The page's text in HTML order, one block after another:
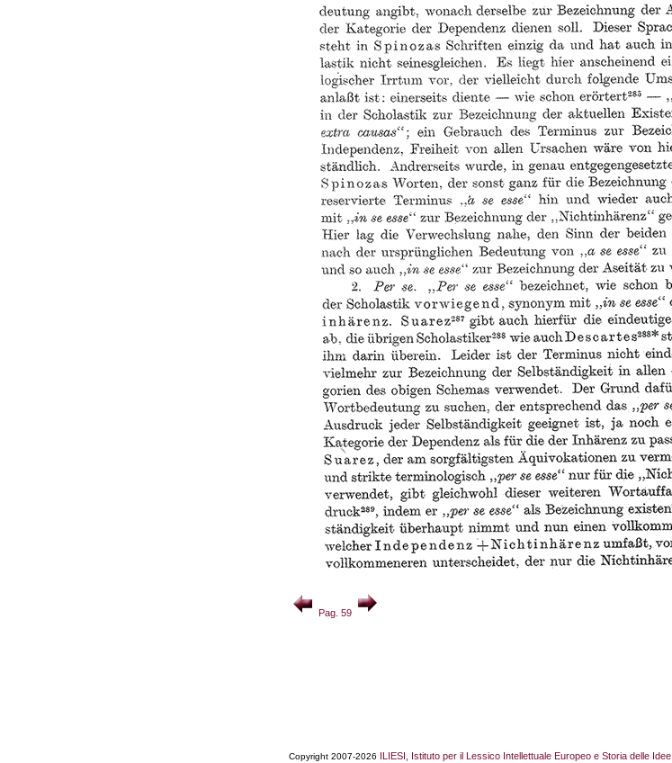
Pag. 59
Copyright 2007-2026 ILIESI, Istituto per il Lessico Intellettuale Europeo e Storia delle Idee